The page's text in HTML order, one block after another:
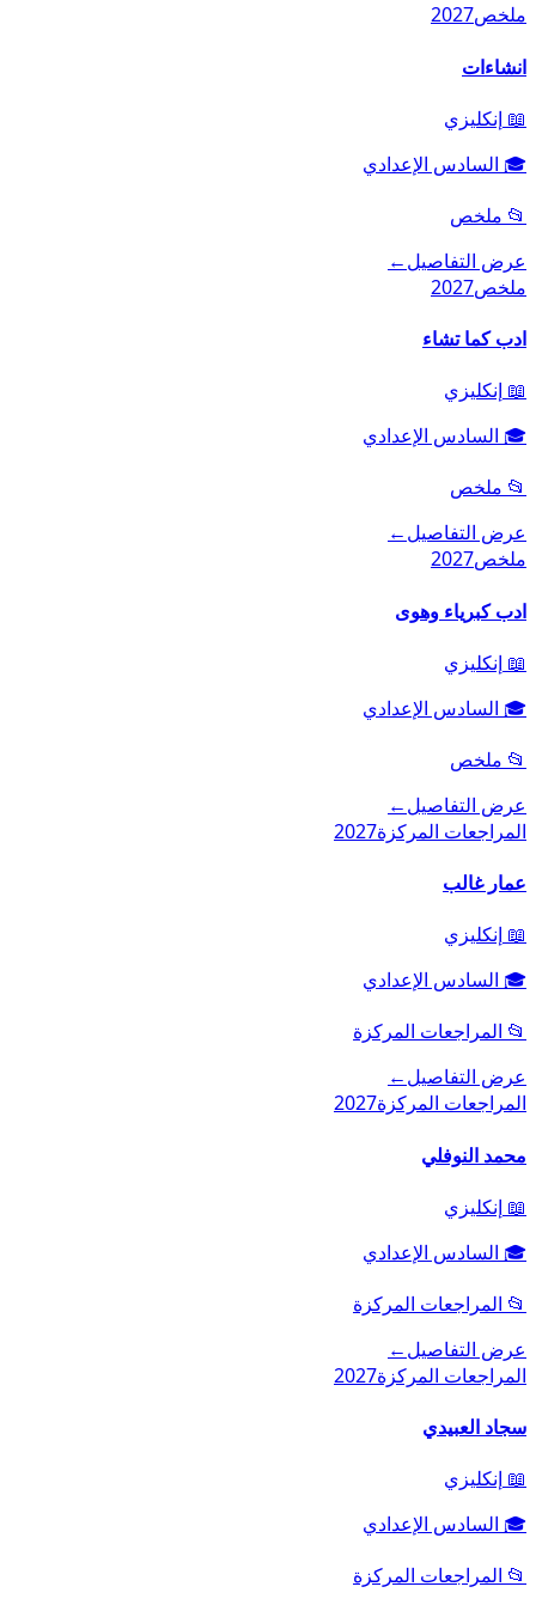
ملخص2027
انشاءات
📖 إنكليزي
🎓 السادس الإعدادي
📂 ملخص
عرض التفاصيل←
ملخص2027
ادب كما تشاء
📖 إنكليزي
🎓 السادس الإعدادي
📂 ملخص
عرض التفاصيل←
ملخص2027
ادب كبرياء وهوى
📖 إنكليزي
🎓 السادس الإعدادي
📂 ملخص
عرض التفاصيل←
المراجعات المركزة2027
عمار غالب
📖 إنكليزي
🎓 السادس الإعدادي
📂 المراجعات المركزة
عرض التفاصيل←
المراجعات المركزة2027
محمد النوفلي
📖 إنكليزي
🎓 السادس الإعدادي
📂 المراجعات المركزة
عرض التفاصيل←
المراجعات المركزة2027
سجاد العبيدي
📖 إنكليزي
🎓 السادس الإعدادي
📂 المراجعات المركزة